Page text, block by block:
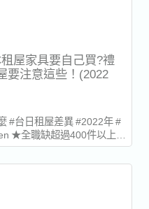
屋家具要自己買?禮
要注意這些！(2022
#台日租屋差異 #2022年 #
★全職缺超過400件以上！